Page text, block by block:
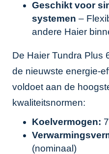
Geschikt voor
systemen –
andere Haier
De Haier Tundra Plus
de nieuwste energie-
voldoet aan de
kwaliteitsnormen:
Koelvermogen:
(nominaal)